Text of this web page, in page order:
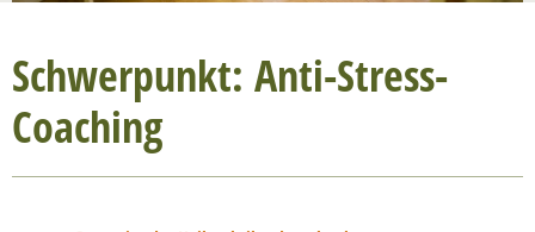
Schwerpunkt: Anti-Stress-
Coaching